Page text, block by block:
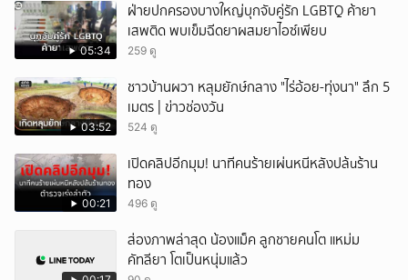
05:34
ฝ่ายปกครองบางใหญ่บุกจับคู่รัก LGBTQ ค้ายา
เสพติด พบเข็มฉีดยาผสมยาไอซ์เพียบ
259 ดู
03:52
ชาวบ้านผวา หลุมยักษ์กลาง "ไร่อ้อย-ทุ่งนา" ลึก 5
เมตร | ข่าวช่องวัน
524 ดู
00:21
เปิดคลิปอีกมุม! นาทีคนร้ายเผ่นหนีหลังปล้uร้าน
ทอง
496 ดู
ส่องภาพล่าสุด น้องแม็ค ลูกชายคนโต แหม่ม
คัทลียา โตเป็นหนุ่มแล้ว